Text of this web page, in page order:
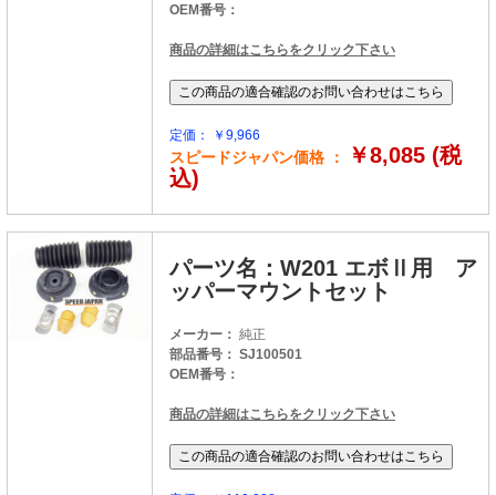
OEM番号：
商品の詳細はこちらをクリック下さい
定価： ￥9,966
スピードジャパン価格 ：
￥8,085 (税
込)
パーツ名：W201 エボⅡ用 ア
ッパーマウントセット
メーカー： 純正
部品番号： SJ100501
OEM番号：
商品の詳細はこちらをクリック下さい